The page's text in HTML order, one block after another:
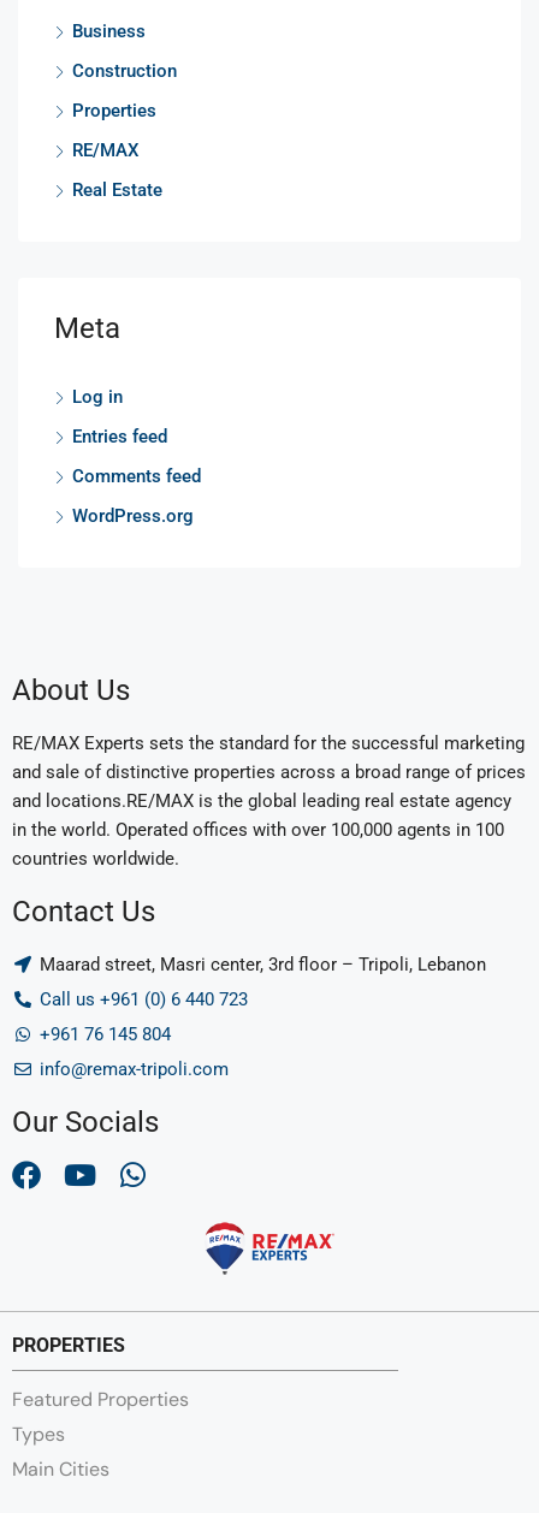
Business
Construction
Properties
RE/MAX
Real Estate
Meta
Log in
Entries feed
Comments feed
WordPress.org
About Us
RE/MAX Experts sets the standard for the successful marketing
and sale of distinctive properties across a broad range of prices
and locations.RE/MAX is the global leading real estate agency
in the world. Operated offices with over 100,000 agents in 100
countries worldwide.
Contact Us
Maarad street, Masri center, 3rd floor – Tripoli, Lebanon
Call us +961 (0) 6 440 723
+961 76 145 804
info@remax-tripoli.com
Our Socials
PROPERTIES
Featured Properties
Types
Main Cities